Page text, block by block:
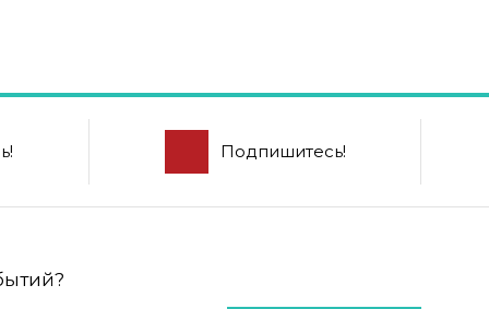
Подпишитесь!